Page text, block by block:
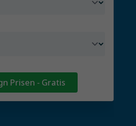
Prisen - Gratis